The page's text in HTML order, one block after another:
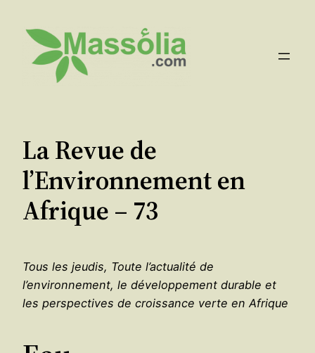
contenu
La Revue de
l’Environnement en
Afrique – 73
Tous les jeudis, Toute l’actualité de
l’environnement, le développement durable et
les perspectives de croissance verte en Afrique